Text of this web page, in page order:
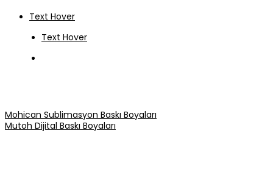
Text Hover
Text Hover
Mohican Sublimasyon Baskı Boyaları
Mutoh Dijital Baskı Boyaları